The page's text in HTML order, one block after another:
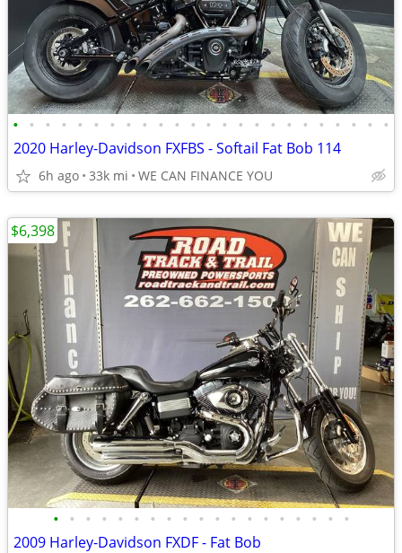
• • • • • • • • • • • • • • • • • • • • • • • •
2020 Harley-Davidson FXFBS - Softail Fat Bob 114
6h ago 33k mi WE CAN FINANCE YOU
• • • • • • • • • • • • • • • • • • •
2009 Harley-Davidson FXDF - Fat Bob
$6,398